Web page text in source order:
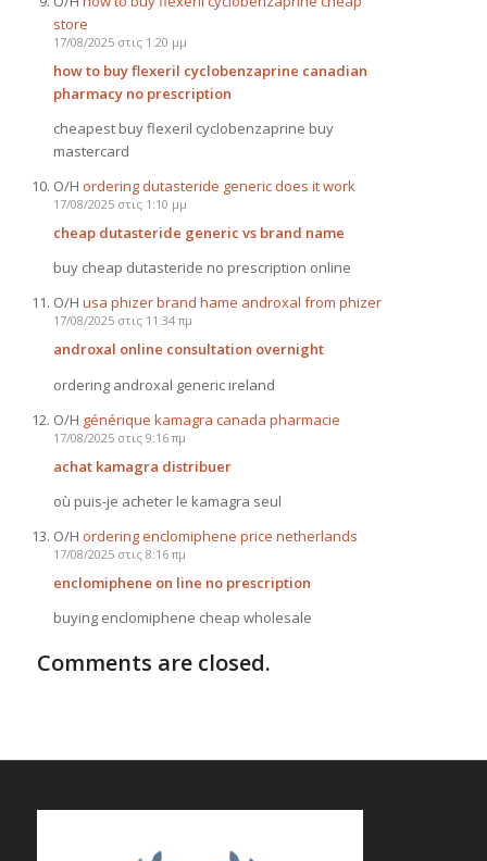
store
17/08/2025 στις 1:20 μμ
how to buy flexeril cyclobenzaprine canadian
pharmacy no prescription
cheapest buy flexeril cyclobenzaprine buy
mastercard
Ο/Η ordering dutasteride generic does it work
17/08/2025 στις 1:10 μμ
cheap dutasteride generic vs brand name
buy cheap dutasteride no prescription online
Ο/Η usa phizer brand hame androxal from phizer
17/08/2025 στις 11:34 πμ
androxal online consultation overnight
ordering androxal generic ireland
Ο/Η générique kamagra canada pharmacie
17/08/2025 στις 9:16 πμ
achat kamagra distribuer
où puis-je acheter le kamagra seul
Ο/Η ordering enclomiphene price netherlands
17/08/2025 στις 8:16 πμ
enclomiphene on line no prescription
buying enclomiphene cheap wholesale
Comments are closed.